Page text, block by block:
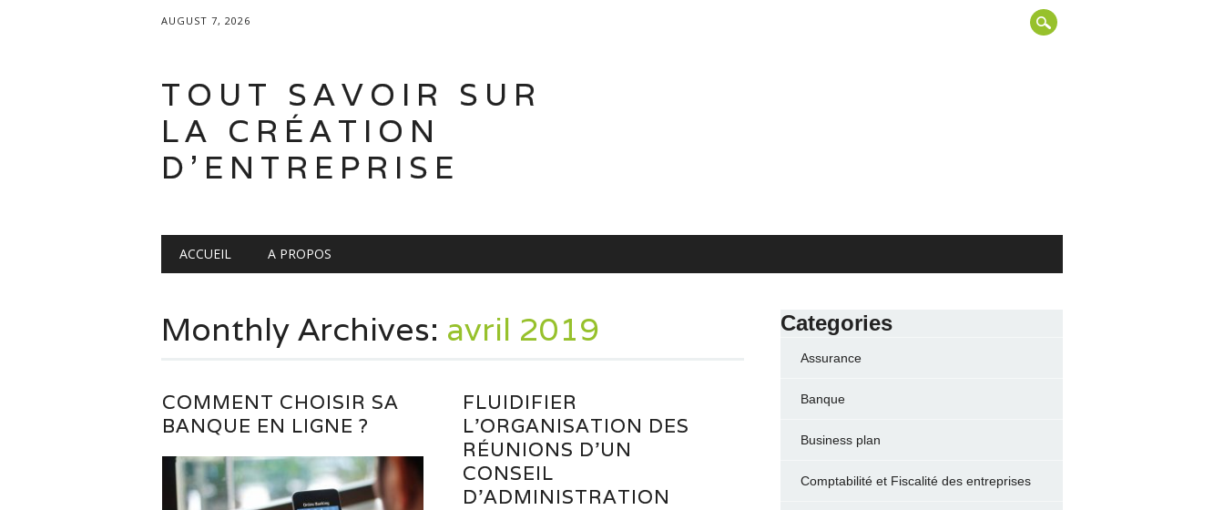
AUGUST 7, 2026
TOUT SAVOIR SUR
LA CRÉATION
D'ENTREPRISE
Main menu
ACCUEIL A PROPOS
Monthly Archives: avril 2019
COMMENT CHOISIR SA
BANQUE EN LIGNE ?
FLUIDIFIER
L’ORGANISATION DES
RÉUNIONS D’UN
CONSEIL
D’ADMINISTRATION
Categories
Assurance
Banque
Business plan
Comptabilité et Fiscalité des entreprises